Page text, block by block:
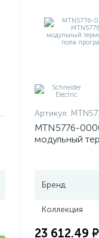
Артикул:
MTN5776-
модульный
Бренд
Коллекция
23 612.49 ₽